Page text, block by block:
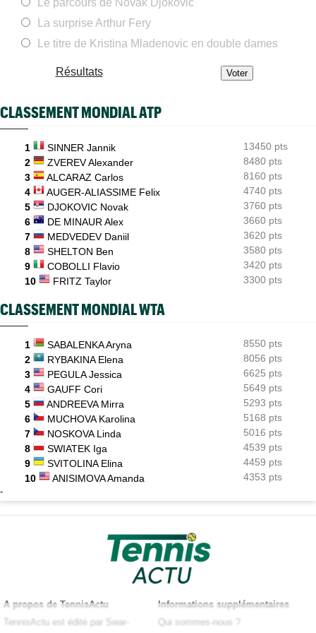
Jeunes
Championne du monde en 2025, la France U14 éliminée dès les
Coupe Galéa : l’équipe de France U18 sacrée championne
d’Europe
Stefanos Tsitsipas sur son père : "J’ai été trop patient..."
Combien touchent les joueurs au Masters 1000 de Montréal ?
La surprise Arthur Fery
Le titre de Kristina Mladenovic en double dames
Résultats
CLASSEMENT MONDIAL ATP
1 SINNER Jannik
13450 pts
2
ZVEREV Alexander
8480 pts
3
ALCARAZ Carlos
8160 pts
4
AUGER-ALIASSIME Felix
4740 pts
5
DJOKOVIC Novak
3760 pts
6
DE MINAUR Alex
3660 pts
7
MEDVEDEV Daniil
3620 pts
8
SHELTON Ben
3580 pts
9
COBOLLI Flavio
3420 pts
10
FRITZ Taylor 3300 pts
CLASSEMENT MONDIAL WTA
1 SABALENKA Aryna
8550 pts
2
RYBAKINA Elena
8056 pts
3
PEGULA Jessica
6625 pts
4
GAUFF Cori
5649 pts
5
ANDREEVA Mirra
5293 pts
6
MUCHOVA Karolina
5168 pts
7
NOSKOVA Linda
5016 pts
8
SWIATEK Iga
4539 pts
9
SVITOLINA Elina
4459 pts
10
ANISIMOVA Amanda 4353 pts
-
A propos de TennisActu
TennisActu est édité par Swar-
Informations supplémentaires
Qui sommes-nous ?